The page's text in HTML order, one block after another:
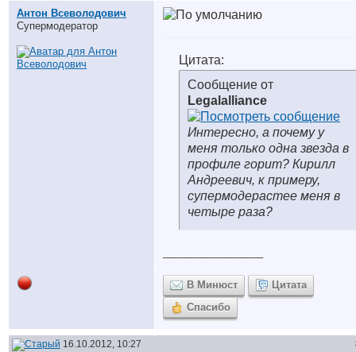
Антон Всеволодович
Супермодератор
Цитата:
Сообщение от
Legalalliance
Интересно, а почему у
меня только одна звезда в
профиле горит? Кирилл
Андреевич, к примеру,
супермодерастее меня в
четыре раза?
В Минюст
Цитата
Спасибо
16.10.2012, 10:27